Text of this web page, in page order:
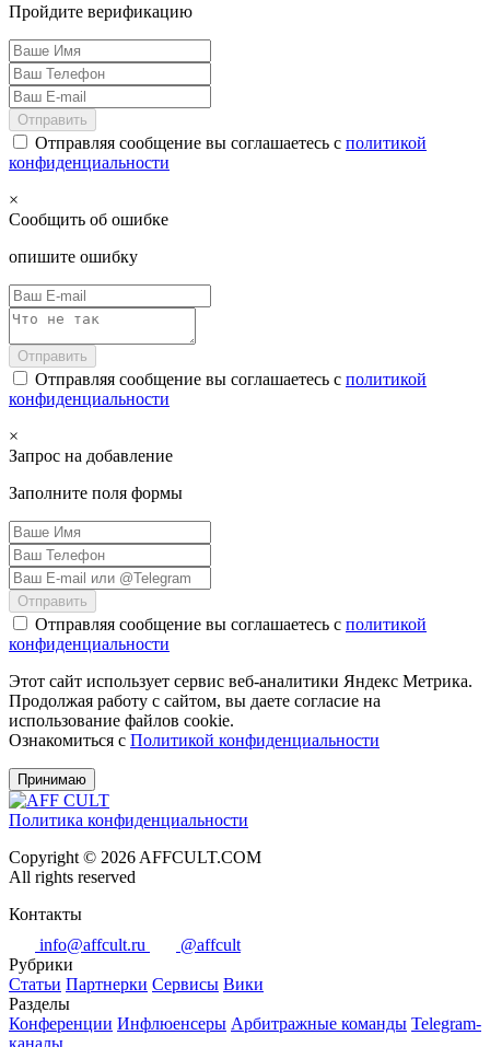
Пройдите верификацию
Отправить
Отправляя сообщение вы соглашаетесь с политикой
конфиденциальности
×
Сообщить об ошибке
опишите ошибку
Отправить
Отправляя сообщение вы соглашаетесь с политикой
конфиденциальности
×
Запрос на добавление
Заполните поля формы
Отправить
Отправляя сообщение вы соглашаетесь с политикой
конфиденциальности
Этот сайт использует сервис веб-аналитики Яндекс Метрика.
Продолжая работу с сайтом, вы даете согласие на
использование файлов cookie.
Ознакомиться с Политикой конфиденциальности
Принимаю
Политика конфиденциальности
Copyright © 2026 AFFCULT.COM
All rights reserved
Контакты
info@affcult.ru
@affcult
Рубрики
Статьи Партнерки Сервисы Вики
Разделы
Конференции Инфлюенсеры Арбитражные команды Telegram-
каналы